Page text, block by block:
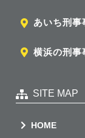
あいち刑事
横浜の刑事
SITE MAP
HOME